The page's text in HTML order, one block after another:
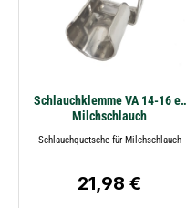
Schlauchklemme VA 14-16 er
Milchschlauch
Schlauchquetsche für Milchschlauch
Regulärer Preis:
21,98 €